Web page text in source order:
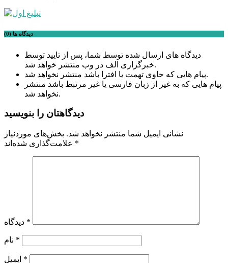
دیدگاه ها (0)
دیدگاه های ارسال شده توسط شما، پس از تایید توسط
خبرگزاری الف در وب منتشر خواهد شد.
پیام هایی که حاوی تهمت یا افترا باشد منتشر نخواهد شد.
پیام هایی که به غیر از زبان فارسی یا غیر مرتبط باشد منتشر
نخواهد شد.
دیدگاهتان را بنویسید
نشانی ایمیل شما منتشر نخواهد شد. بخش‌های موردنیاز
*
*
*
*